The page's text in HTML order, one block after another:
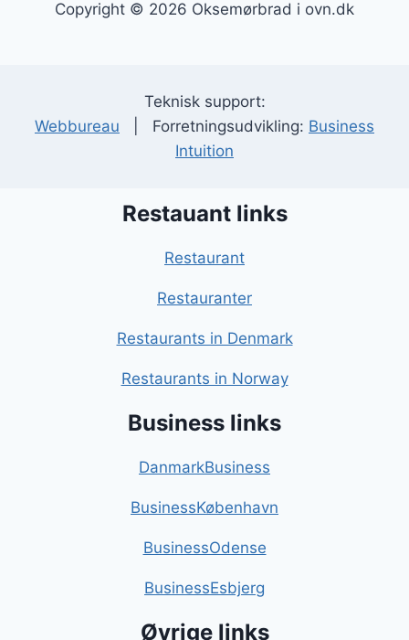
Copyright © 2026 Oksemørbrad i ovn.dk
Teknisk support:
Webbureau | Forretningsudvikling: Business
Intuition
Restauant links
Restaurant
Restauranter
Restaurants in Denmark
Restaurants in Norway
Business links
DanmarkBusiness
BusinessKøbenhavn
BusinessOdense
BusinessEsbjerg
Øvrige links